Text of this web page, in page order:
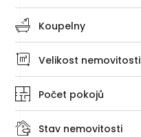
Koupelny
Velikost nemovitosti
Počet pokojů
Stav nemovitosti